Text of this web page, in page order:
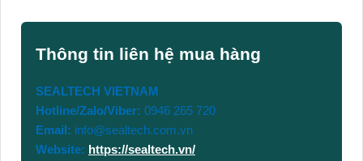
Thông tin liên hệ mua hàng
SEALTECH VIETNAM
Hotline/Zalo/Viber: 0946 265 720
Email: info@sealtech.com.vn
Website: https://sealtech.vn/